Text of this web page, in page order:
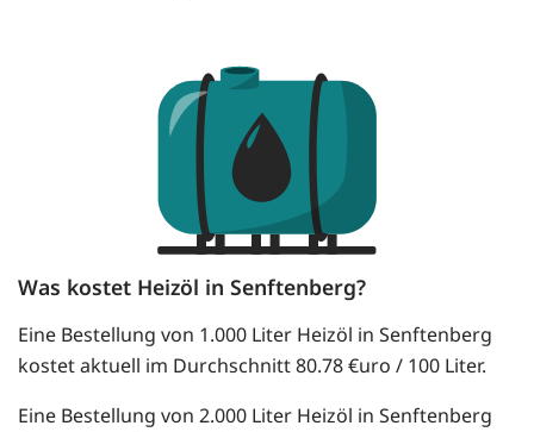
Was kostet Heizöl in Senftenberg?
Eine Bestellung von 1.000 Liter Heizöl in Senftenberg
kostet aktuell im Durchschnitt 80.78 €uro / 100 Liter.
Eine Bestellung von 2.000 Liter Heizöl in Senftenberg